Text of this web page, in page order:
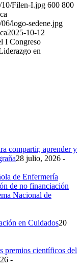
10/Filen-I.jpg 600 800
logo-sedene.jpg
2025-10-12
I Congreso
en
compartir, aprender y
28 julio, 2026 -
de Enfermería
de no financiación
Nacional de
en Cuidados20
premios científicos del
-